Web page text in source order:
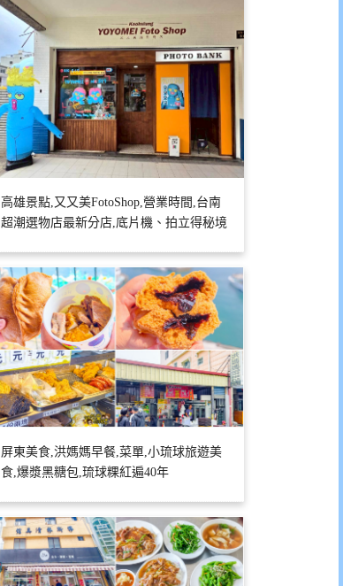
高雄景點,又又美FotoShop,營業時間,台南
超潮選物店最新分店,底片機、拍立得秘境
屏東美食,洪媽媽早餐,菜單,小琉球旅遊美
食,爆漿黑糖包,琉球粿紅遍40年